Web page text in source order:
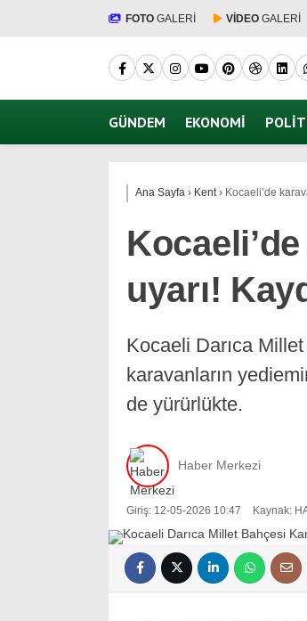
FOTO GALERİ VİDEO GALERİ
GÜNDEM EKONOMI
Ana Sayfa › Kent› Kocaeli’de
uyarı!
Kocaeli Darıca
karavanların
de yürürlükte.
Haber Merkezi
Giriş: 12-05-2026 10:47 Kaynak: